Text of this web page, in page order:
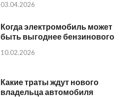
03.04.2026
Когда электромобиль может
быть выгоднее бензинового
10.02.2026
Какие траты ждут нового
владельца автомобиля